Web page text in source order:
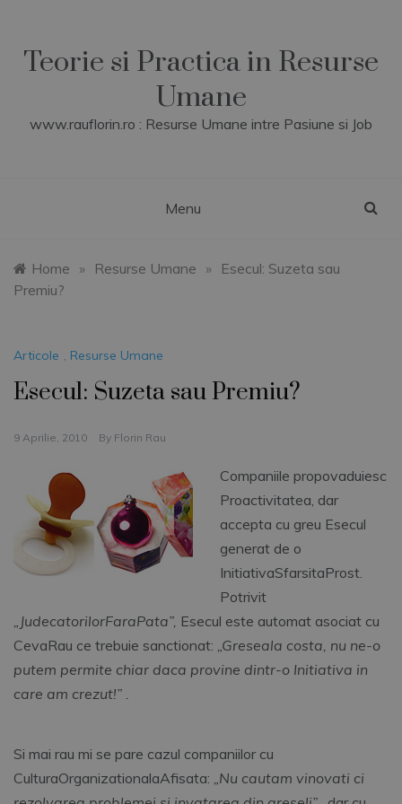
contentTeorie si Practica in Resurse
Umane
www.rauflorin.ro : Resurse Umane intre Pasiune si Job
Menu
Home » Resurse Umane »
Esecul: Suzeta sau
Premiu?
Articole , Resurse Umane
Esecul: Suzeta sau Premiu?
9 Aprilie, 2010 By Florin Rau
Companiile propovaduiesc
Proactivitatea, dar
accepta cu greu Esecul
generat de o
InitiativaSfarsitaProst.
Potrivit
„JudecatorilorFaraPata”, Esecul este automat asociat cu
CevaRau ce trebuie sanctionat: „Greseala costa, nu ne-o
putem permite chiar daca provine dintr-o Initiativa in
care am crezut!” .
Si mai rau mi se pare cazul companiilor cu
CulturaOrganizationalaAfisata: „Nu cautam vinovati ci